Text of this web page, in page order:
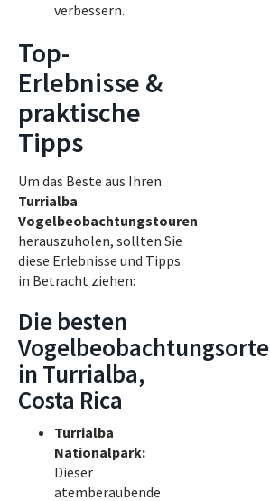
verbessern.
Top-
Erlebnisse &
praktische
Tipps
Um das Beste aus Ihren
Turrialba
Vogelbeobachtungstouren
herauszuholen, sollten Sie
diese Erlebnisse und Tipps
in Betracht ziehen:
Die besten
Vogelbeobachtungsorte
in Turrialba,
Costa Rica
Turrialba
Nationalpark:
Dieser
atemberaubende